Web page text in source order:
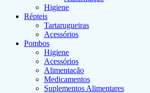
Higiene
Répteis
Tartarugueiras
Acessórios
Pombos
Higiene
Acessórios
Alimentação
Medicamentos
Suplementos Alimentares